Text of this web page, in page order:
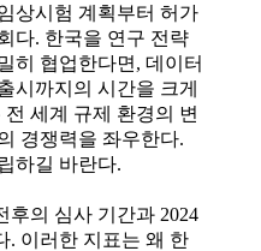
상시험 계획부터 허가
다. 한국을 연구 전략
히 협업한다면, 데이터
시까지의 시간을 크게
세계 규제 환경의 변
경쟁력을 좌우한다.
하길 바란다.
후의 심사 기간과 2024
. 이러한 지표는 왜 한